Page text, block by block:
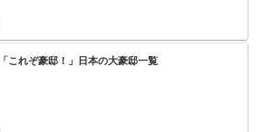
「これぞ豪邸！」日本の大豪邸一覧